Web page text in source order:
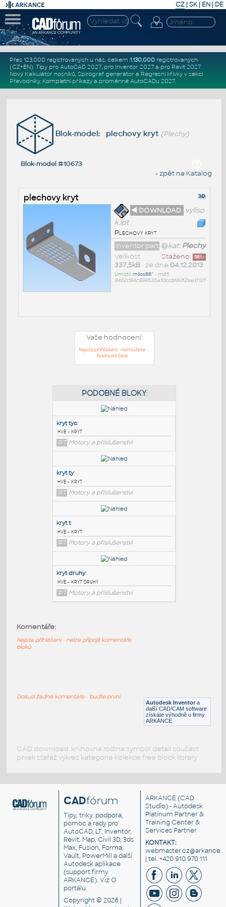
CZ | SK| EN | DE
Přes 123.000 registrovaných u nás, celkem 1.130.000registrovaných
(CZ+EN). Tipy pro AutoCAD 2027, pro Inventor 2027a pro Revit 2027.
Nový Kalkulátor nosníků, Spirograf generátor a Regresní křivkyv sekci
Převodníky. Kompletní příkazya proměnné AutoCADu 2027.
Blok-model: plechovy kryt (Plechy)
Blok-model #10673
« zpět na Katalog
plechovy kryt
◄ DOWNLOAD
vyliso
k.ipt
Plechový kryt
kat:Plechy
Inventor part
Staženo: 581x
Velikost
337,5kB• ze dne 04.12.2013
Umístil:milos88^ • md5:
8462c84c894535a10ccbf60f2ae3f12f
Vaše hodnocení:
Nejste přihlášeni - nemůžete
hodnotit blok
PODOBNÉ BLOKY
kryt tyc
IPT
hve - kryt
IPT Motory a příslušenství
IPT Motory a příslušenství
IPT Motory a příslušenství
Autodesk Inventor a
další CAD/CAM software
získáte výhodně u firmy
ARKANCE
Komentáře:
Nejste přihlášeni - nelze připojit komentáře
bloků
Dosud žádné komentáře - buďte první
CAD download: knihovna rodina symbol detail součást
prvek stafáž výkres kategorie kolekce free block library
CADfórum
Tipy, triky, podpora,
pomoc a rady pro
AutoCAD, LT, Inventor,
Revit, Map, Civil 3D, 3ds
Max, Fusion, Forma,
Vault, PowerMill a další
Autodesk aplikace
(support firmy
ARKANCE). VizO
portálu.
Copyright © 2026 |
ARKANCE (CAD
Studio) - Autodesk
Platinum Partner &
Training Center &
Services Partner
KONTAKT:
| tel. +420 910 970 111